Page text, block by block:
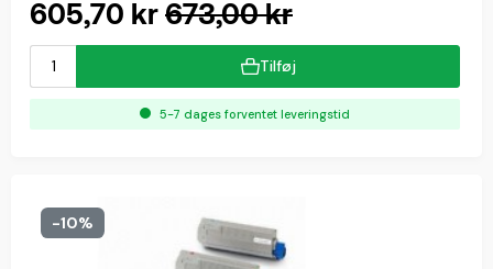
605,70 kr673,00 kr
Tilføj
5-7 dages forventet leveringstid
-10%